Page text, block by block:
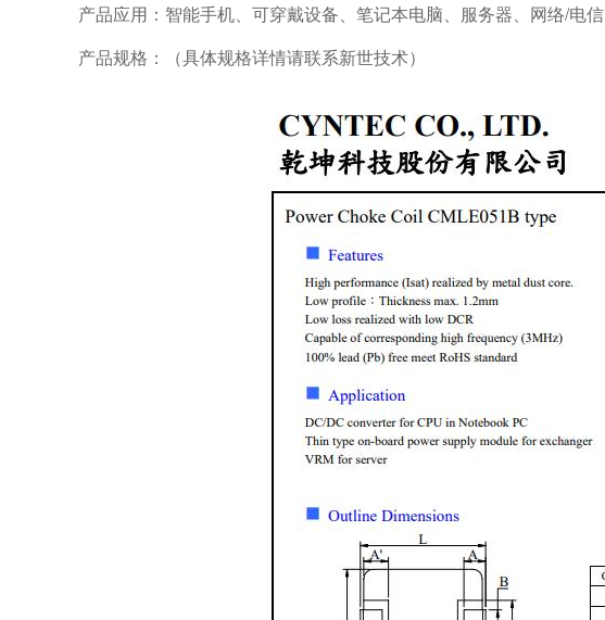
产品应用：智能手机、可穿戴设备、笔记本电脑、服务器、网络/电信
产品规格：（具体规格详情请联系新世技术）